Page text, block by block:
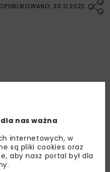
OPUBLIKOWANO: 30.11.2022
realizowane na
one ponad
budów prowadzonych
bezpieczeństwo i
nas ważna
internetowych, w
są pliki cookies oraz
aby nasz portal był dla